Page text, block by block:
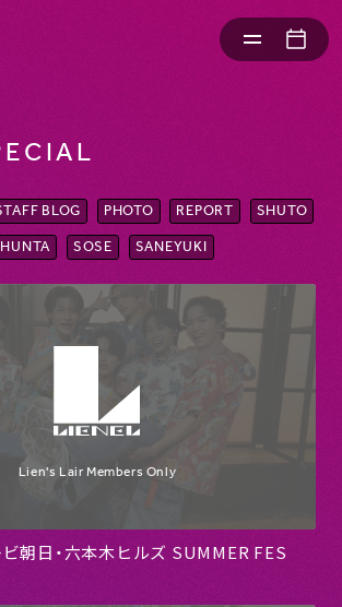
BLOG PHOTO REPORT
SHUTO
SOSE SANEYUKI
ビ朝日・六本木ヒルズ SUMMER FES